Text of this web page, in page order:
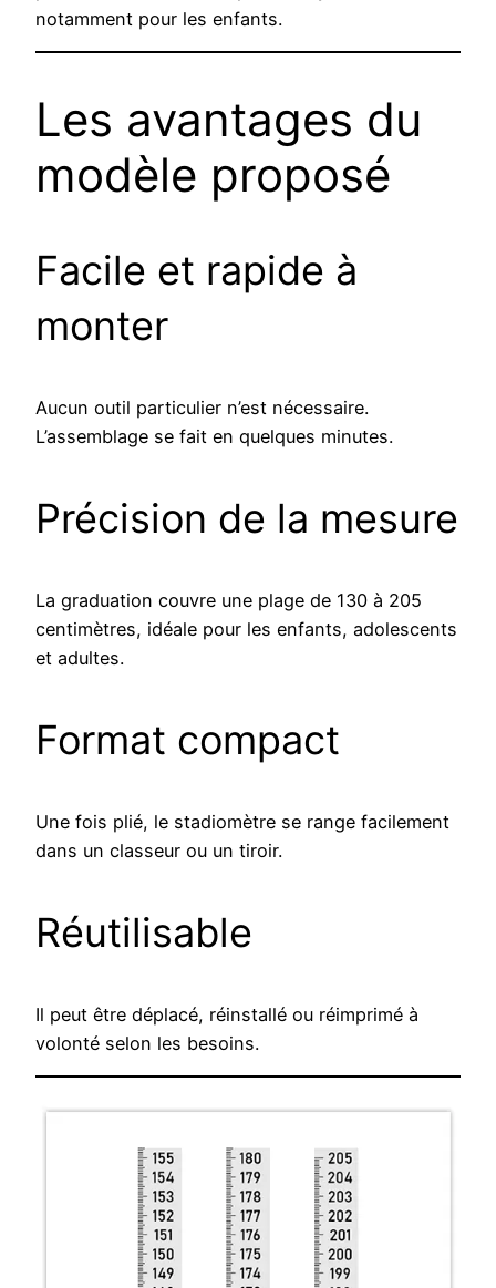
notamment pour les enfants.
Les avantages du
modèle proposé
Facile et rapide à
monter
Aucun outil particulier n’est nécessaire.
L’assemblage se fait en quelques minutes.
Précision de la mesure
La graduation couvre une plage de 130 à 205
centimètres, idéale pour les enfants, adolescents
et adultes.
Format compact
Une fois plié, le stadiomètre se range facilement
dans un classeur ou un tiroir.
Réutilisable
Il peut être déplacé, réinstallé ou réimprimé à
volonté selon les besoins.